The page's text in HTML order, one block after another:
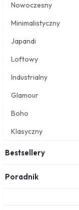
Nowoczesny
Minimalistyczny
Japandi
Loftowy
Industrialny
Glamour
Boho
Klasyczny
Bestsellery
Poradnik